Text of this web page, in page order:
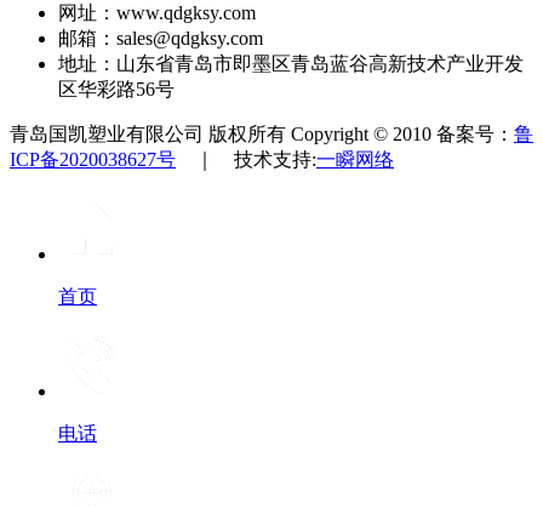
网址：www.qdgksy.com
邮箱：sales@qdgksy.com
地址：山东省青岛市即墨区青岛蓝谷高新技术产业开发
区华彩路56号
青岛国凯塑业有限公司 版权所有 Copyright © 2010 备案号： 鲁
ICP备2020038627号 ｜ 技术支持:一瞬网络
首页
电话